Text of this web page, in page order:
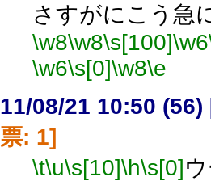
さすがにこう急
\w8\w8\s[100]\w6
\w6\s[0]\w8\e
11/08/21 10:50 (56)
票: 1]
\t\u\s[10]\h\s[0]